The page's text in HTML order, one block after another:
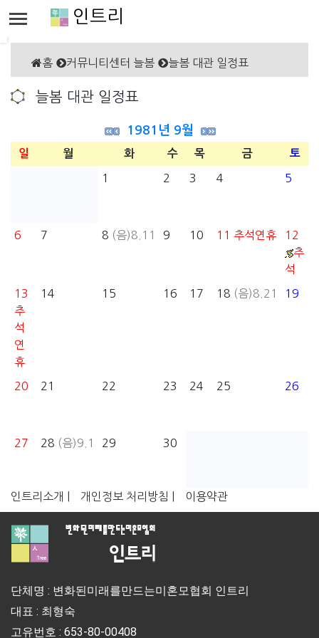
인트리
홈 커뮤니티센터 늘봄 늘봄 대관 일정표
늘봄 대관 일정표
1981년 9월
일 월 화 수 목 금 토
1 2 3 4 5
6 7 8 (음)8.11 9 10 11 추석연휴
12
추
석
13
추
석
연
휴
14 15 16 17 18 (음)8.21 19
20 21 22 23 24 25 26
27 28 (음)9.1 29 30
인트리소개 | 개인정보 처리방침 | 이용약관
단체명 : 변화된미래를만드는미혼모협회 인트리
대표 : 최형숙
고유번호 : 653-80-00408